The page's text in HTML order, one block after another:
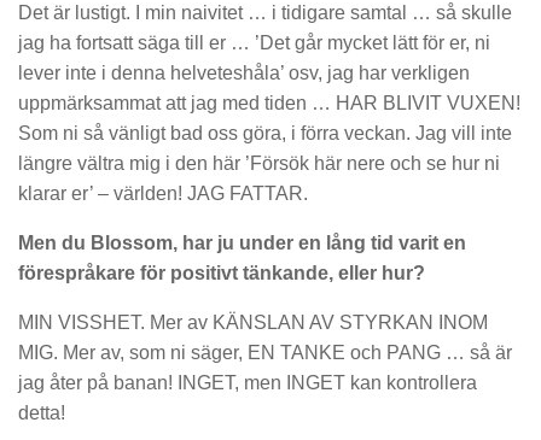
Det är lustigt. I min naivitet … i tidigare samtal … så skulle
jag ha fortsatt säga till er … ’Det går mycket lätt för er, ni
lever inte i denna helveteshåla’ osv, jag har verkligen
uppmärksammat att jag med tiden … HAR BLIVIT VUXEN!
Som ni så vänligt bad oss göra, i förra veckan. Jag vill inte
längre vältra mig i den här ’Försök här nere och se hur ni
klarar er’ – världen! JAG FATTAR.
Men du Blossom, har ju under en lång tid varit en
förespråkare för positivt tänkande, eller hur?
MIN VISSHET. Mer av KÄNSLAN AV STYRKAN INOM
MIG. Mer av, som ni säger, EN TANKE och PANG … så är
jag åter på banan! INGET, men INGET kan kontrollera
detta!